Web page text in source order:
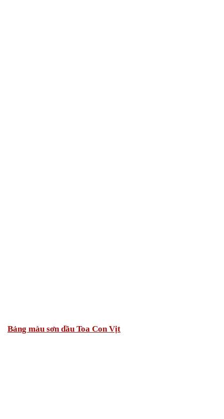
Bảng màu sơn dầu Toa Con Vịt